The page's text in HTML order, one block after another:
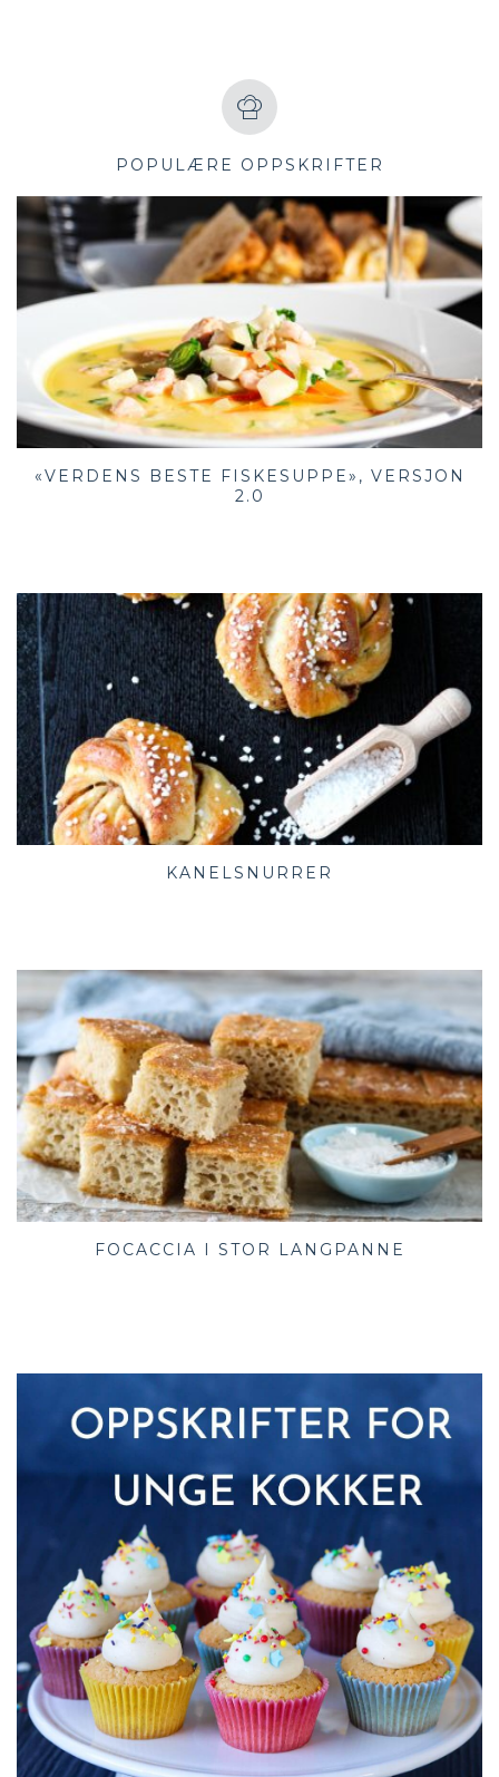
POPULÆRE OPPSKRIFTER
«VERDENS BESTE FISKESUPPE», VERSJON
2.0
KANELSNURRER
FOCACCIA I STOR LANGPANNE